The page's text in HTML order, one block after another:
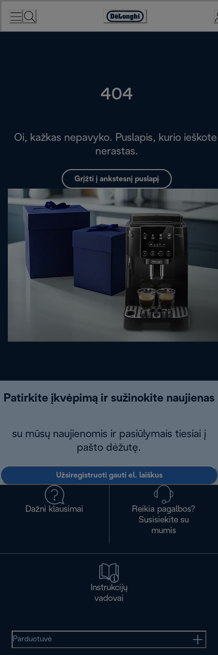
Accessibility
Statement
404
Oi, kažkas nepavyko. Puslapis, kurio
nerastas.
Grįžti į ankstesnį puslapį
Patirkite įkvėpimą ir sužinokite naujienas
su mūsų naujienomis ir pasiūlymais tiesiai į
pašto dėžutę.
Užsiregistruoti gauti el. laiškus
Dažni klausimai
Reikia pagalbos?
Susisiekite su
mumis
Instrukcijų
vadovai
Parduotuvė